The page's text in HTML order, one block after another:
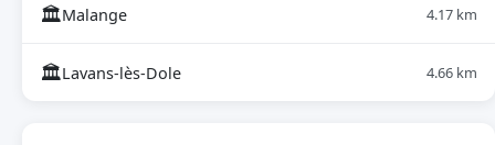
🏛Malange 4.17 km
🏛Lavans-lès-Dole 4.66 km